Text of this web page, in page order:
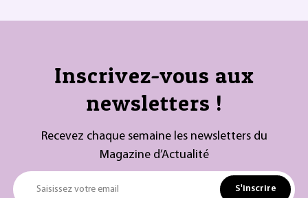
Inscrivez-vous aux
newsletters !
Recevez chaque semaine les newsletters du
Magazine d’Actualité
Saisissez votre email S'inscrire